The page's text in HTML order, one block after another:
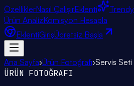
ÖzelliklerNasıl ÇalışırEklenti
Ürün AnalizKomisyon Hesapla
EklentiGirişÜcretsiz Başla
Ana Sayfa›Ürün Fotoğrafı›Servis Seti
ÜRÜN FOTOĞRAFI